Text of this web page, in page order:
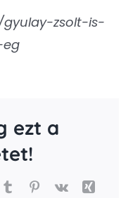
zsolt-is-
ezt a
TumblrPinterest
Vk
Xing